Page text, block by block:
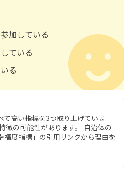
加している
ている
る
て高い指標を3つ取り上げていま
徴の可能性があります。 自治体の
福度指標」の引用リンクから理由を